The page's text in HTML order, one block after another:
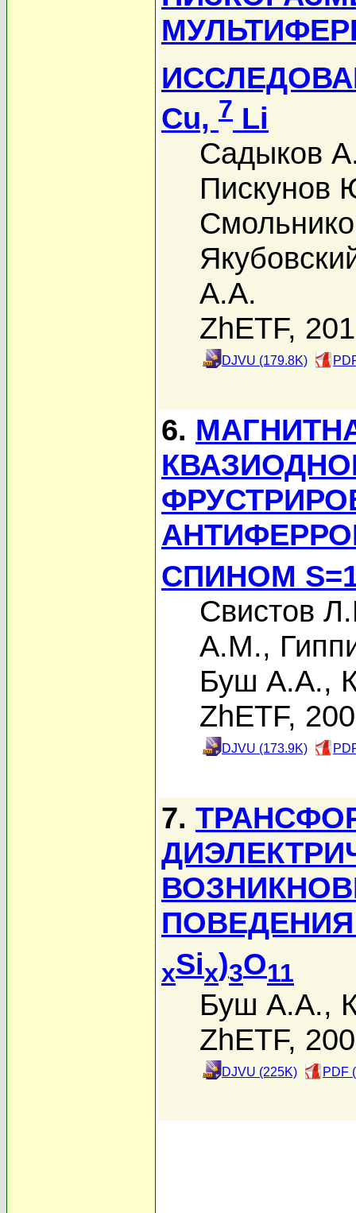
Cu, 7 Li
Садыков
Пискунов
А.А.
ZhETF,
DJVU (179.8K)
6.
СПИНОМ
Свистов
А.М.,
Буш А.А.,
ZhETF,
DJVU (173.9K)
7.
ПОВЕДЕНИЯ
xSix)3O11
Буш А.А.,
ZhETF,
DJVU (225K) PDF